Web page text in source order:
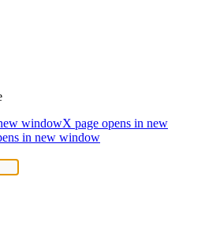
windowX page opens in new
in new window